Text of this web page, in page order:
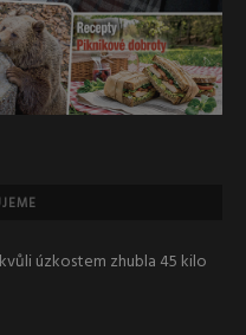
úzkostem zhubla 45 kilo